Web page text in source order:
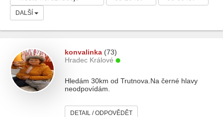
DALŠÍ
konvalinka (73)
Hradec Králové
Hledám 30km od Trutnova.Na černé hlavy
neodpovídám.
DETAIL / ODPOVĚDĚT